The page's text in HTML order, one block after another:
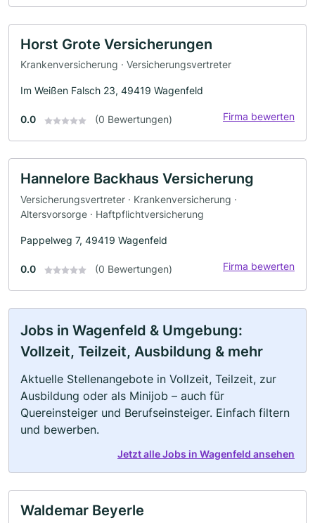
Horst Grote Versicherungen
Krankenversicherung · Versicherungsvertreter
Im Weißen Falsch 23, 49419 Wagenfeld
0.0 (0 Bewertungen) Firma bewerten
Hannelore Backhaus Versicherung
Versicherungsvertreter · Krankenversicherung ·
Altersvorsorge · Haftpflichtversicherung
Pappelweg 7, 49419 Wagenfeld
0.0 (0 Bewertungen) Firma bewerten
Jobs in Wagenfeld & Umgebung:
Vollzeit, Teilzeit, Ausbildung & mehr
Aktuelle Stellenangebote in Vollzeit, Teilzeit, zur
Ausbildung oder als Minijob – auch für
Quereinsteiger und Berufseinsteiger. Einfach filtern
und bewerben.
Jetzt alle Jobs in Wagenfeld ansehen
Waldemar Beyerle